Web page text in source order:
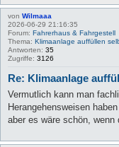
von Wilmaaa
2026-06-29 21:16:35
Forum: Fahrerhaus & Fahrgestell
Thema: Klimaanlage auffüllen
Antworten: 35
Zugriffe: 3126
Re: Klimaanlage
Vermutlich kann man
Herangehensweisen
aber es wäre schön, wenn